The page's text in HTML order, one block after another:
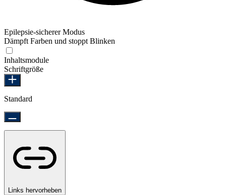
Epilepsie-sicherer Modus
Dämpft Farben und stoppt Blinken
Inhaltsmodule
Schriftgröße
Standard
Links hervorheben